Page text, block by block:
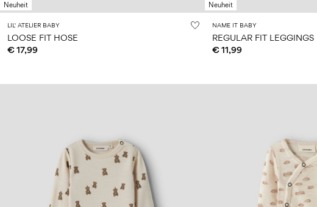
Neuheit
LIL' ATELIER BABY
LOOSE FIT HOSE
€ 17,99
Neuheit
NAME IT BABY
REGULAR FIT LEGGINGS
€ 11,99